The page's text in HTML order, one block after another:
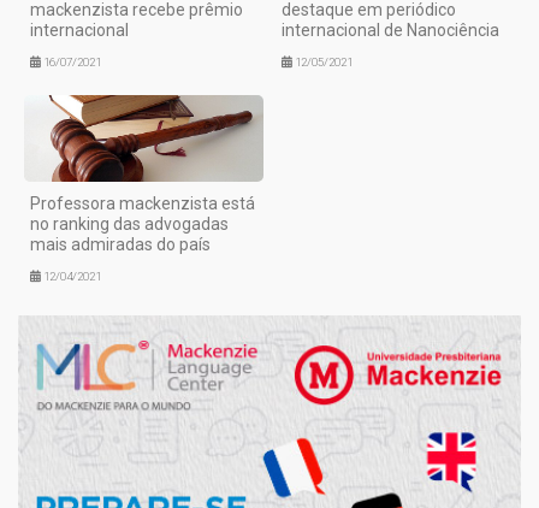
mackenzista recebe prêmio
internacional
16/07/2021
destaque em periódico
internacional de Nanociência
12/05/2021
Professora mackenzista está
no ranking das advogadas
mais admiradas do país
12/04/2021